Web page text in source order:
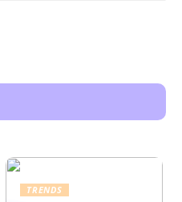
TRENDS